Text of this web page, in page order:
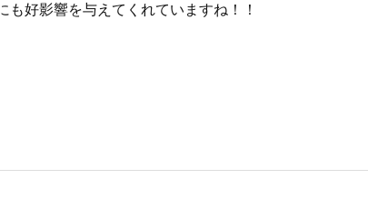
好影響を与えてくれていますね！！